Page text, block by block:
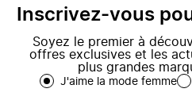
Inscrivez-vous
Soyez le premier à
offres exclusives et les
plus grandes
J'aime la mode femme